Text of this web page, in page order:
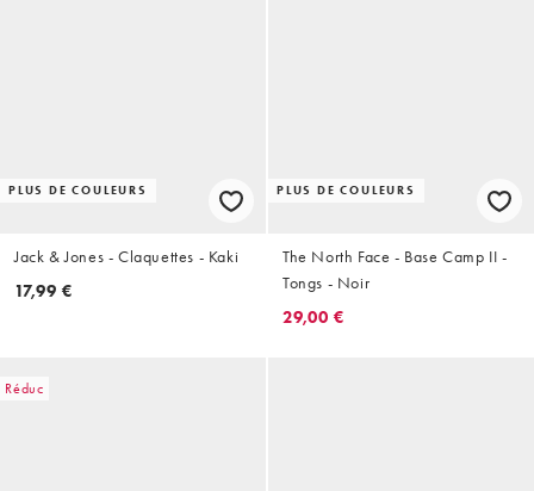
PLUS DE COULEURS
Jack & Jones - Claquettes - Kaki
17,99 €
PLUS DE COULEURS
The North Face - Base Camp II -
Tongs - Noir
29,00 €
Réduc